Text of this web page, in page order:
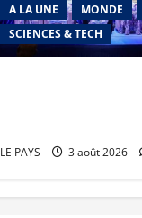
A LA UNE MONDE
SCIENCES & TECH
LE PAYS 3 août 2026